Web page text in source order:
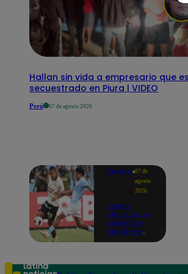
Hallan sin vida a empresario que
secuestrado en Piura | VIDEO
Perú 07 de agosto 2026
Deportes 07 de
agosto
2026
Torneo
Clausura: ¿A
qué hora y
dónde ver
fecha 4?